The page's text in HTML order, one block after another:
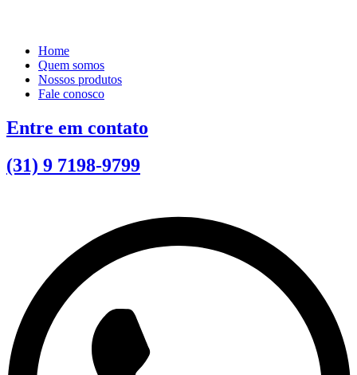
Home
Quem somos
Nossos produtos
Fale conosco
Entre em contato
(31) 9 7198-9799